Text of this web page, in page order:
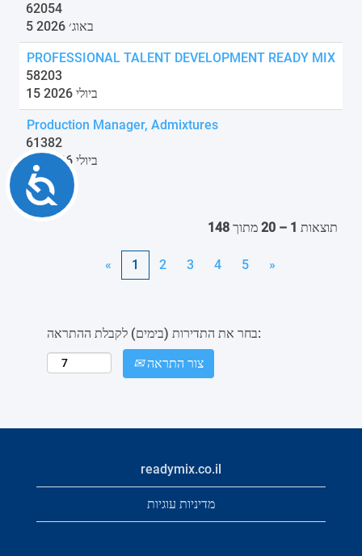
Accessibility
62054
5 באוג׳ 2026
PROFESSIONAL TALENT DEVELOPMENT READY MIX
58203
15 ביולי 2026
Production Manager, Admixtures
61382
21 ביולי 2026
תוצאות 1 – 20 מתוך 148
« 1 2 3 4 5 »
בחר את התדירות (בימים) לקבלת ההתראה:
צור התראה
readymix.co.il
מדיניות עוגיות